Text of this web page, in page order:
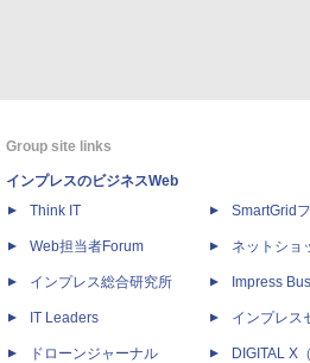
Group site links
インプレスのビジネスWeb
Think IT
Web担当者Forum
インプレス総合研究所
IT Leaders
ドローンジャーナル
SmartGrid
ネットショ
Impress
インプレス
DIGITAL X